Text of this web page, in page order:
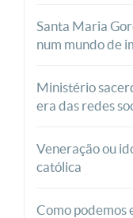
Santa Maria
num mundo de
Ministério
era das redes
Veneração ou
católica
Como podemos